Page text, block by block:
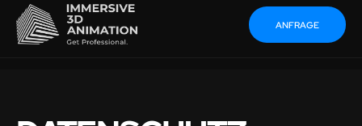
ANFRAGE